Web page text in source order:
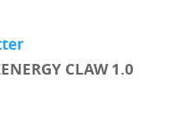
CLAW 1.0